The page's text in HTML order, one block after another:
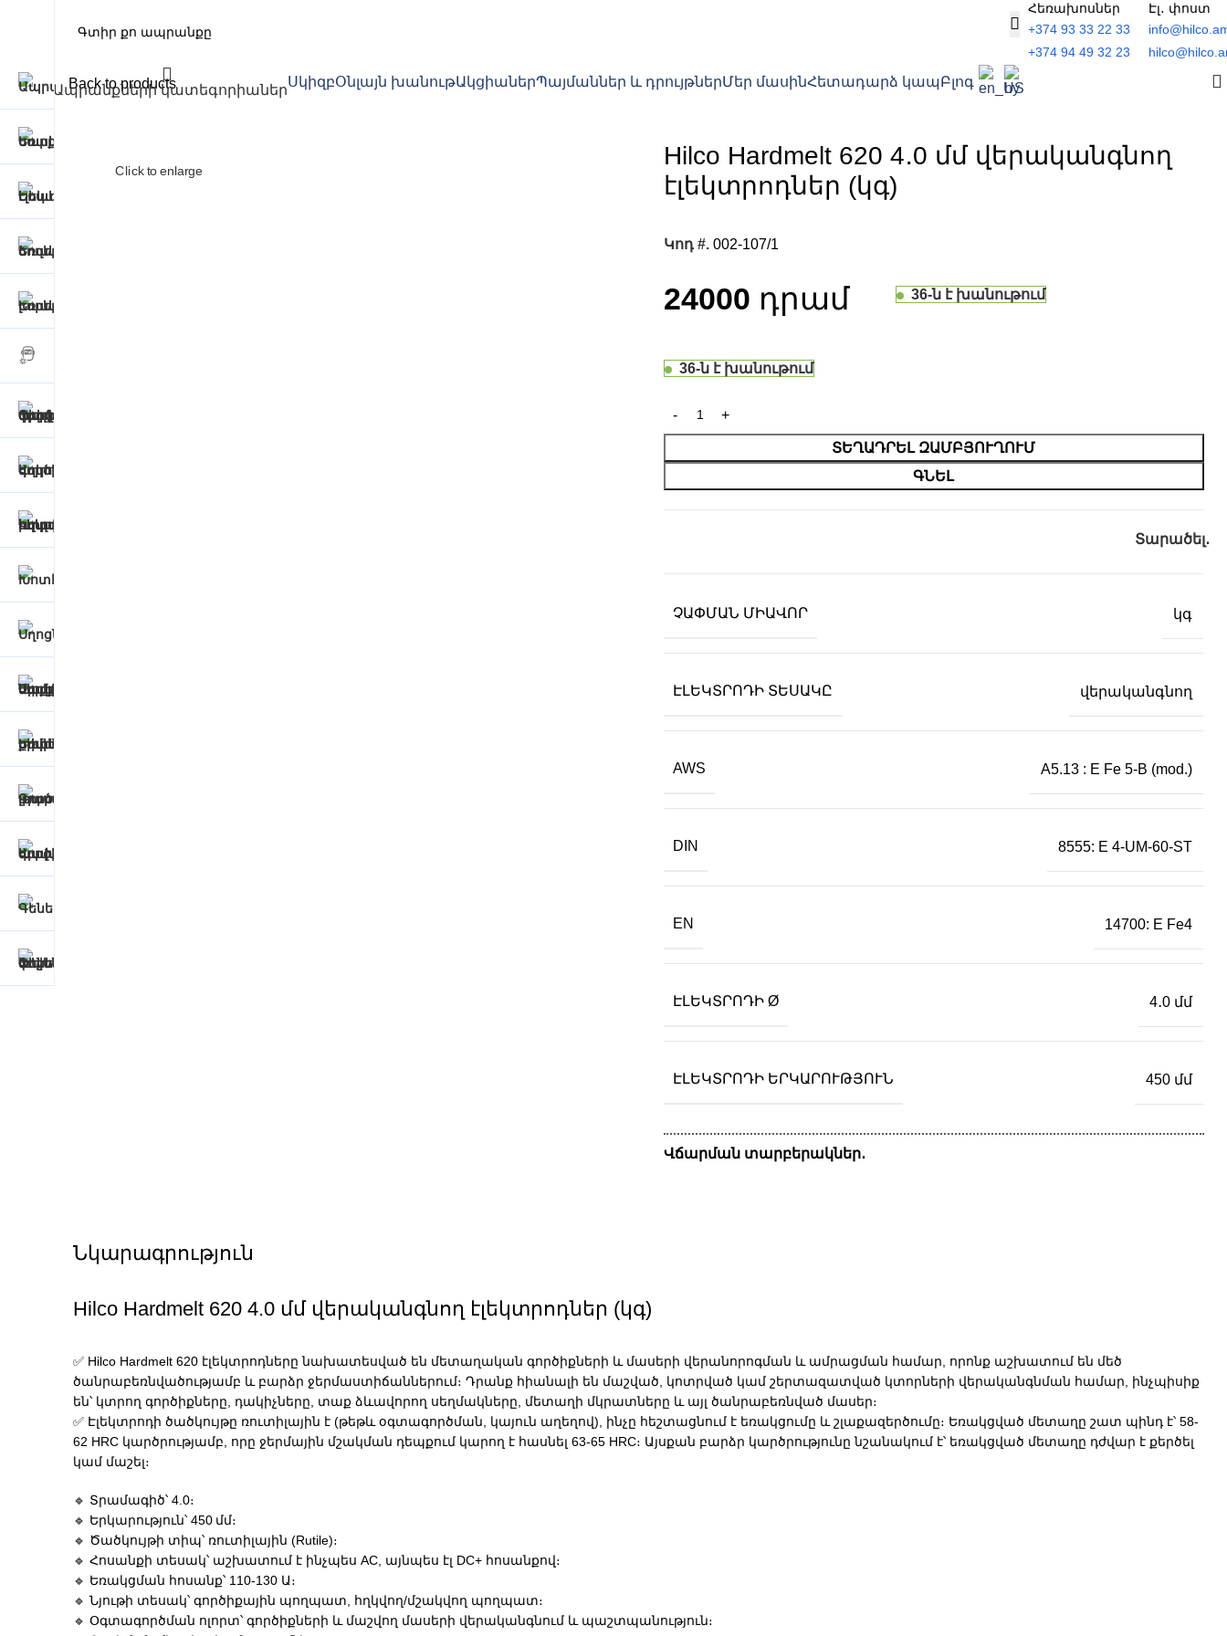
Հեռախոսներ
+374 93 33 22 33
+374 94 49 32 23
Էլ․ փոստ
Ապրանքների կատեգորիաներ
ՍկիզբՕնլայն խանութԱկցիաներՊայմաններ և դրույթներՄեր մասինՀետադարձ կապԲլոգ
Back to products
Click to enlarge
Hilco Hardmelt 620 4․0 մմ վերականգնող
էլեկտրոդներ (կգ)
Կոդ #. 002-107/1
24000 36-ն է խանութում
36-ն է խանութում
ՏԵՂԱԴՐԵԼ ԶԱՄԲՅՈՒՂՈՒՄ
ԳՆԵԼ
Տարածել․
ՉԱՓՄԱՆ ՄԻԱՎՈՐ կգ
ԷԼԵԿՏՐՈԴԻ ՏԵՍԱԿԸ վերականգնող
AWS A5.13 : E Fe 5-B (mod.)
DIN 8555: E 4-UM-60-ST
EN 14700: E Fe4
ԷԼԵԿՏՐՈԴԻ Ø 4․0 մմ
ԷԼԵԿՏՐՈԴԻ ԵՐԿԱՐՈՒԹՅՈՒՆ 450 մմ
Վճարման տարբերակներ․
Նկարագրություն
Hilco Hardmelt 620 4.0 մմ վերականգնող էլեկտրոդներ (կգ)
✅ Hilco Hardmelt 620 էլեկտրոդները նախատեսված են մետաղական գործիքների և մասերի վերանորոգման և ամրացման համար, որոնք աշխատում են մեծ
ծանրաբեռնվածությամբ և բարձր ջերմաստիճաններում։ Դրանք հիանալի են մաշված, կոտրված կամ շերտազատված կտորների վերականգնման համար, ինչպիսիք
են՝ կտրող գործիքները, դակիչները, տաք ձևավորող սեղմակները, մետաղի մկրատները և այլ ծանրաբեռնված մասեր։
✅ Էլեկտրոդի ծածկույթը ռուտիլային է (թեթև օգտագործման, կայուն աղեղով), ինչը հեշտացնում է եռակցումը և շլաքազերծումը։ Եռակցված մետաղը շատ պինդ է՝ 58-
62 HRC կարծրությամբ, որը ջերմային մշակման դեպքում կարող է հասնել 63-65 HRC։ Այսքան բարձր կարծրությունը նշանակում է՝ եռակցված մետաղը դժվար է քերծել
կամ մաշել։
🔹 Տրամագիծ՝ 4.0։
🔹 Երկարություն՝ 450 մմ։
🔹 Ծածկույթի տիպ՝ ռուտիլային (Rutile)։
🔹 Հոսանքի տեսակ՝ աշխատում է ինչպես AC, այնպես էլ DC+ հոսանքով։
🔹 Եռակցման հոսանք՝ 110-130 Ա։
🔹 Նյութի տեսակ՝ գործիքային պողպատ, հղկվող/մշակվող պողպատ։
🔹 Օգտագործման ոլորտ՝ գործիքների և մաշվող մասերի վերականգնում և պաշտպանություն։